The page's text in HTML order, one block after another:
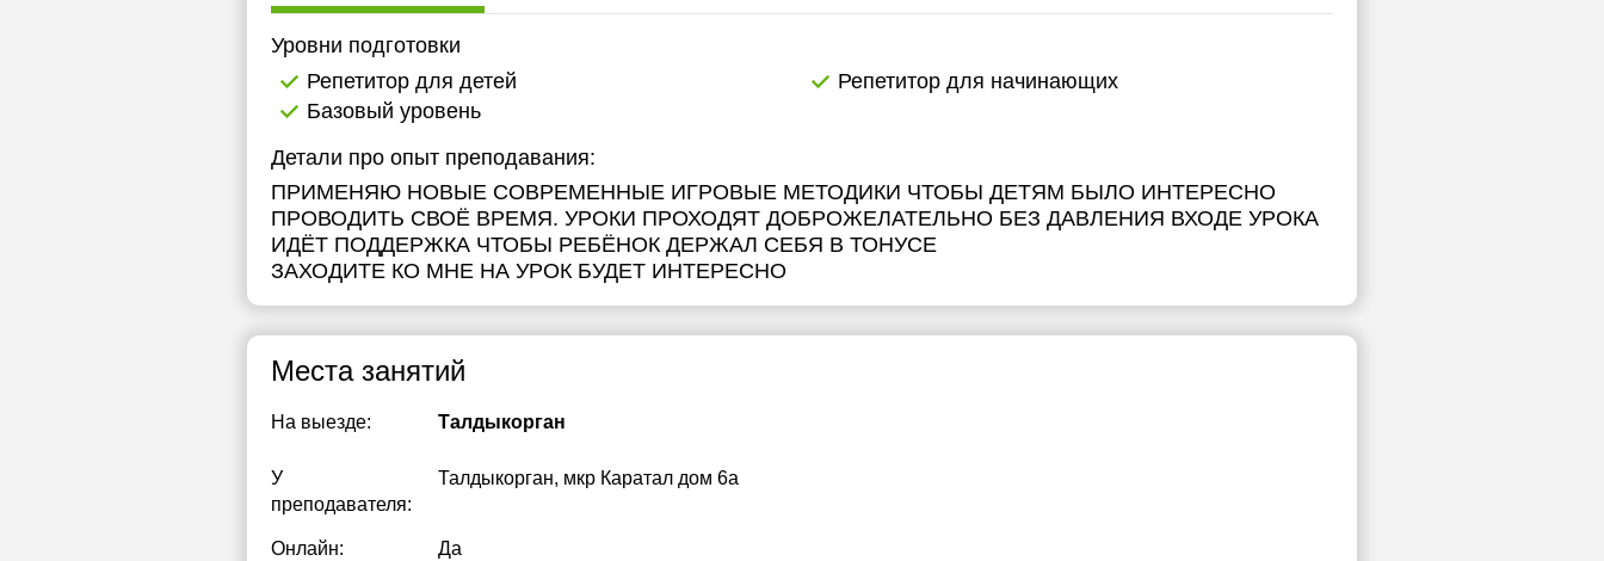
Уровни подготовки
Репетитор для детей
Репетитор для начинающих
Базовый уровень
Детали про опыт преподавания:
ПРИМЕНЯЮ НОВЫЕ СОВРЕМЕННЫЕ ИГРОВЫЕ МЕТОДИКИ ЧТОБЫ ДЕТЯМ БЫЛО ИНТЕРЕСНО
ПРОВОДИТЬ СВОЁ ВРЕМЯ. УРОКИ ПРОХОДЯТ ДОБРОЖЕЛАТЕЛЬНО БЕЗ ДАВЛЕНИЯ ВХОДЕ УРОКА
ИДЁТ ПОДДЕРЖКА ЧТОБЫ РЕБЁНОК ДЕРЖАЛ СЕБЯ В ТОНУСЕ
ЗАХОДИТЕ КО МНЕ НА УРОК БУДЕТ ИНТЕРЕСНО
Места занятий
На выезде: Талдыкорган
У
преподавателя:
Талдыкорган, мкр Каратал дом 6а
Онлайн: Да
20:30
21:00 21:00